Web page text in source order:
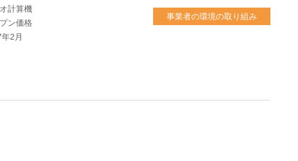
計算機
ン価格
2月
事業者の環境の取り組み